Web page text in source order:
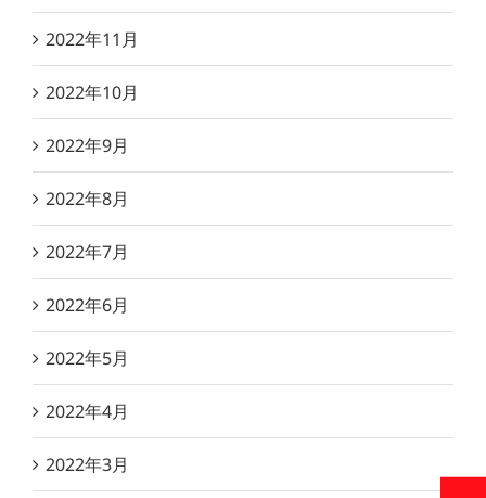
2022年11月
2022年10月
2022年9月
2022年8月
2022年7月
2022年6月
2022年5月
2022年4月
2022年3月